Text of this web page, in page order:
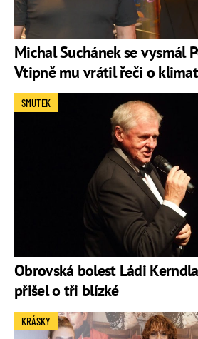
Michal Suchánek se vysmál
Vtipně mu vrátil řeči o
Obrovská bolest Ládi
přišel o tři blízké
SMUTEK
KRÁSKY